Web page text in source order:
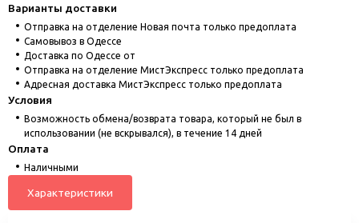
Варианты доставки
Отправка на отделение Новая почта только предоплата
Cамовывоз в Одессе
Доставка по Одессе от
Отправка на отделение МистЭкспресс только предоплата
Адресная доставка МистЭкспресс только предоплата
Условия
Возможность обмена/возврата товара, который не был в
использовании (не вскрывался), в течение 14 дней
Оплата
Наличными
Характеристики